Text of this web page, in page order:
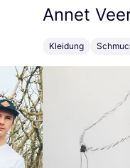
Annet
Kleidung